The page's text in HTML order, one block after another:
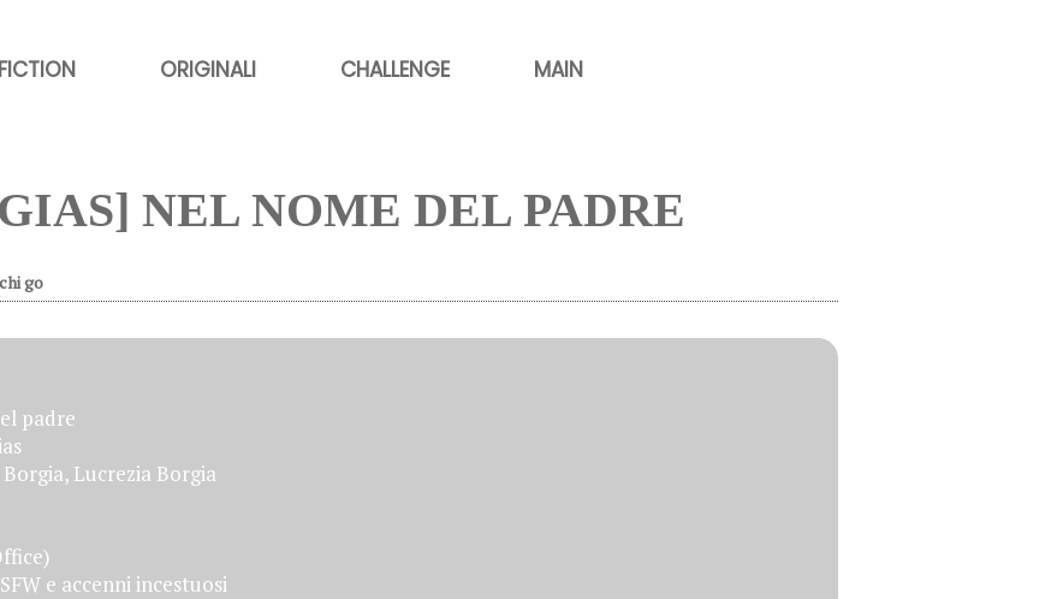
ORIGINALI CHALLENGE MAIN
NEL NOME DEL PADRE
go
padre
Borgia, Lucrezia Borgia
e accenni incestuosi